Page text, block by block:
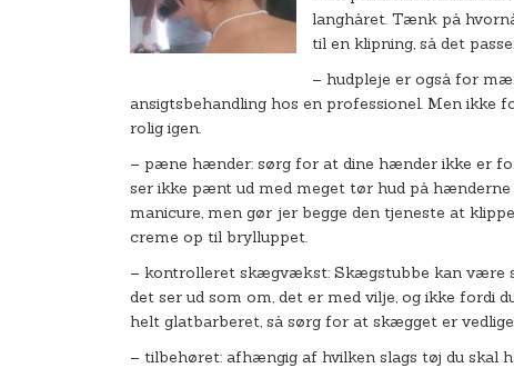
langhåret. Tænk på
til en klipning, så det
– hudpleje er også for
ansigtsbehandling hos en professionel. Men
rolig igen.
– pæne hænder: sørg for at dine hænder ikke er
ser ikke pænt ud med meget tør hud på
manicure, men gør jer begge den tjeneste at
creme op til brylluppet.
– kontrolleret skægvækst: Skægstubbe kan være
det ser ud som om, det er med vilje, og ikke fordi
helt glatbarberet, så sørg for at skægget er
– tilbehøret: afhængig af hvilken slags tøj du skal